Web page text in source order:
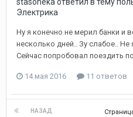
Электрика
Ну я конечно не мерил банки и
несколько дней.. Зу слабое..
Сейчас попробовал поездить
14 мая 2016 11 ответов
НАЗАД